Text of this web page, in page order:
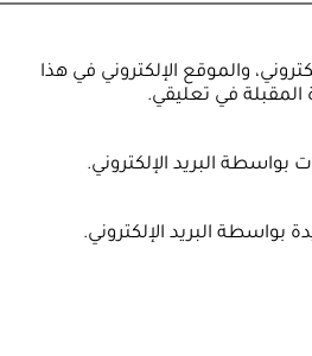
والموقع الإلكتروني في هذا
في تعليقي.
بواسطة البريد الإلكتروني.
بواسطة البريد الإلكتروني.